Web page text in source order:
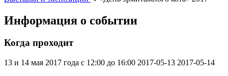
Информация о событии
Когда проходит
13 и 14 мая 2017 года с 12:00 до 16:00 2017-05-13 2017-05-14